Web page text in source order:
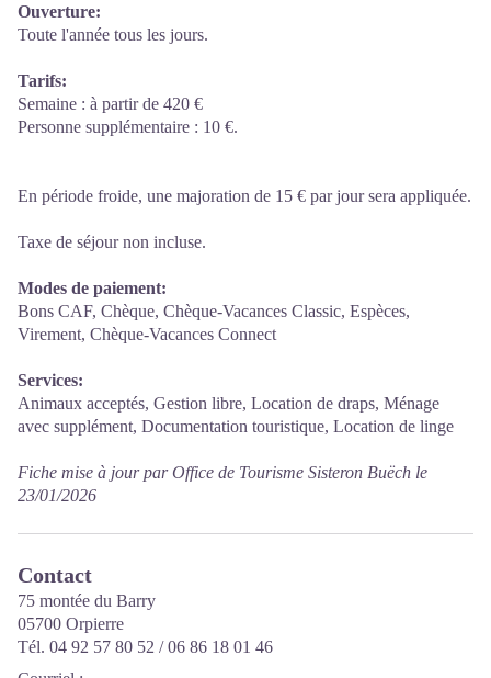
Ouverture:
Toute l'année tous les jours.
Tarifs:
Semaine : à partir de 420 €
Personne supplémentaire : 10 €.
En période froide, une majoration de 15 € par jour sera appliquée.
Taxe de séjour non incluse.
Modes de paiement:
Bons CAF, Chèque, Chèque-Vacances Classic, Espèces,
Virement, Chèque-Vacances Connect
Services:
Animaux acceptés, Gestion libre, Location de draps, Ménage
avec supplément, Documentation touristique, Location de linge
Fiche mise à jour par Office de Tourisme Sisteron Buëch le
23/01/2026
Contact
75 montée du Barry
05700 Orpierre
Tél. 04 92 57 80 52 / 06 86 18 01 46